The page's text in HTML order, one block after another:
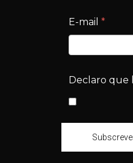
E-mail *
Declaro que